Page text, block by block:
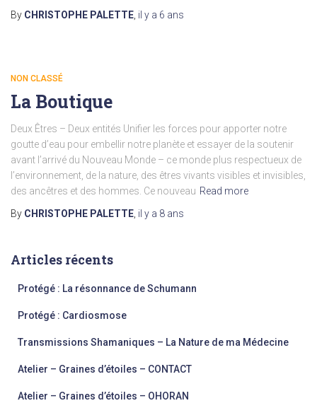
By CHRISTOPHE PALETTE il y a 6 ans
NON CLASSÉ
La Boutique
Deux Êtres – Deux entités Unifier les forces pour apporter notre
goutte d’eau pour embellir notre planète et essayer de la soutenir
avant l’arrivé du Nouveau Monde – ce monde plus respectueux de
l’environnement, de la nature, des êtres vivants visibles et invisibles,
des ancêtres et des hommes. Ce nouveau Read more
By CHRISTOPHE PALETTE il y a 8 ans
Articles récents
Protégé : La résonnance de Schumann
Protégé : Cardiosmose
Transmissions Shamaniques – La Nature de ma Médecine
Atelier – Graines d’étoiles – CONTACT
Atelier – Graines d’étoiles – OHORAN